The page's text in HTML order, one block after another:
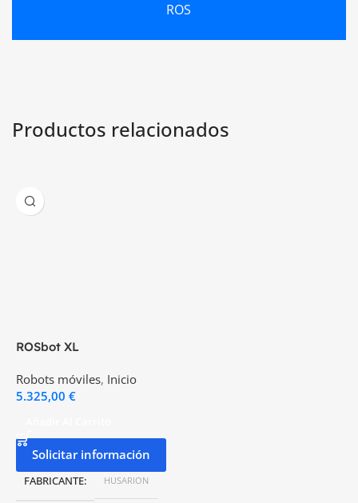
ROS
Productos relacionados
ROSbot XL
Robots móviles, Inicio
5.325,00 €
Solicitar información
FABRICANTE HUSARION